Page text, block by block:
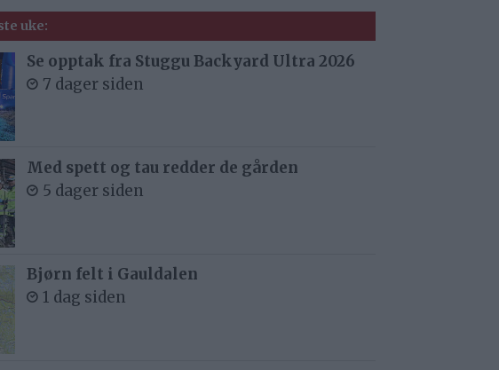
uke:
Se opptak fra Stuggu Backyard Ultra 2026
7 dager siden
Med spett og tau redder de gården
5 dager siden
Bjørn felt i Gauldalen
1 dag siden